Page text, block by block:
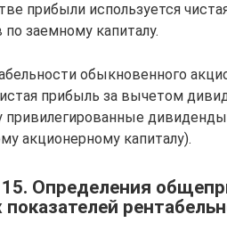
прибыли используется
заемному капиталу.
обыкновенного
прибыль за вычетом
привилегированные
акционерному капиталу).
Определения